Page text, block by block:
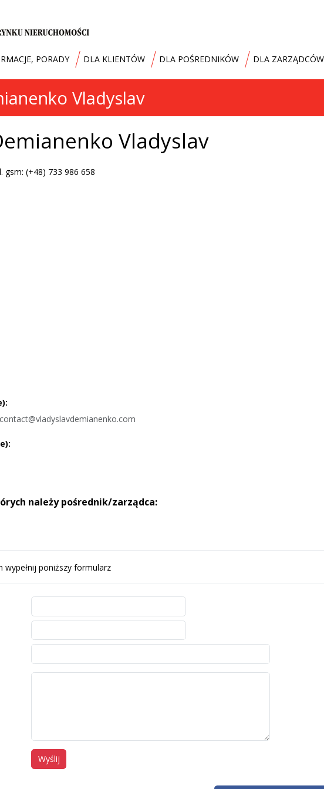
PORADY DLA KLIENTÓW DLA POŚREDNIKÓW DLA ZARZĄDCÓW
Vladyslav
Vladyslav
gsm: (+48) 733 986 658
contact@vladyslavdemianenko.com
należy pośrednik/zarządca:
poniższy formularz
Wyślij